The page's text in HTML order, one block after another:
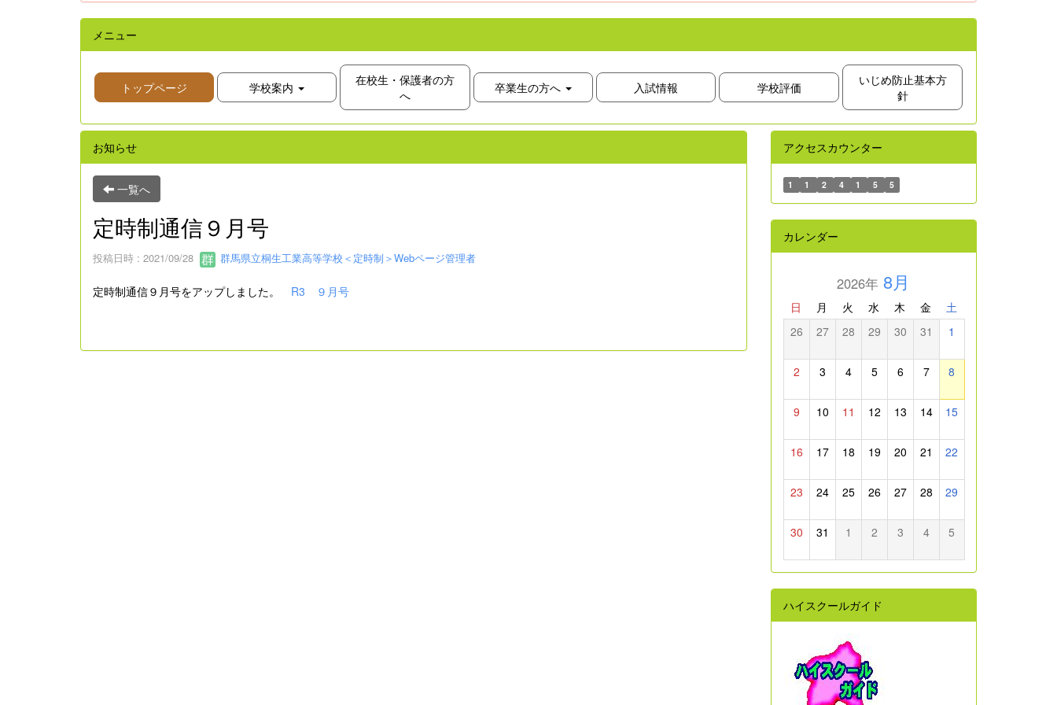
メニュー
トップページ 学校案内
在校生・保護者の方
へ
卒業生の方へ 入試情報 学校評価
いじめ防止基本方
針
お知らせ
一覧へ
定時制通信９月号
投稿日時 : 2021/09/28 群馬県立桐生工業高等学校＜定時制＞Webページ管理者
定時制通信９月号をアップしました。 R3 ９月号
アクセスカウンター
1 1 2 4 1 5 5
カレンダー
2026年 8月
日 月 火 水 木 金 土
26 27 28 29 30 31 1
2 3 4 5 6 7 8
9 10 11 12 13 14 15
16 17 18 19 20 21 22
23 24 25 26 27 28 29
30 31 1 2 3 4 5
ハイスクールガイド